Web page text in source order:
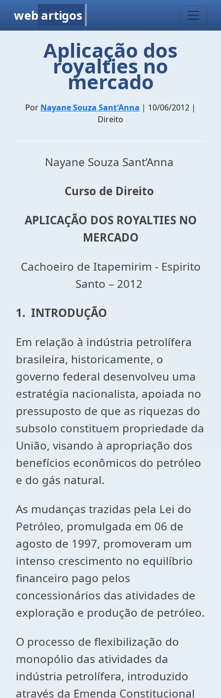
web artigos
Aplicação dos
royalties no
mercado
Por Nayane Souza Sant'Anna | 10/06/2012 |
Direito
Nayane Souza Sant’Anna
Curso de Direito
APLICAÇÃO DOS ROYALTIES NO
MERCADO
Cachoeiro de Itapemirim - Espirito
Santo – 2012
1. INTRODUÇÃO
Em relação à indústria petrolífera
brasileira, historicamente, o
governo federal desenvolveu uma
estratégia nacionalista, apoiada no
pressuposto de que as riquezas do
subsolo constituem propriedade da
União, visando à apropriação dos
benefícios econômicos do petróleo
e do gás natural.
As mudanças trazidas pela Lei do
Petróleo, promulgada em 06 de
agosto de 1997, promoveram um
intenso crescimento no equilíbrio
financeiro pago pelos
concessionários das atividades de
exploração e produção de petróleo.
O processo de flexibilização do
monopólio das atividades da
indústria petrolífera, introduzido
através da Emenda Constitucional